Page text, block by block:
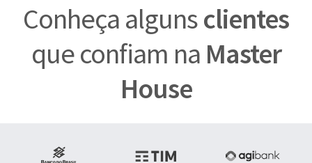
Conheça algunsclientes
que confiam na Master
House